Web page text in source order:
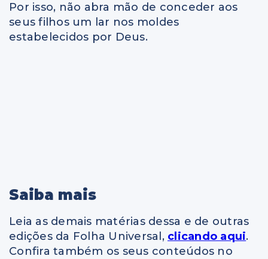
Por isso, não abra mão de conceder aos
seus filhos um lar nos moldes
estabelecidos por Deus.
Saiba mais
Leia as demais matérias dessa e de outras
edições da Folha Universal, clicando aqui.
Confira também os seus conteúdos no